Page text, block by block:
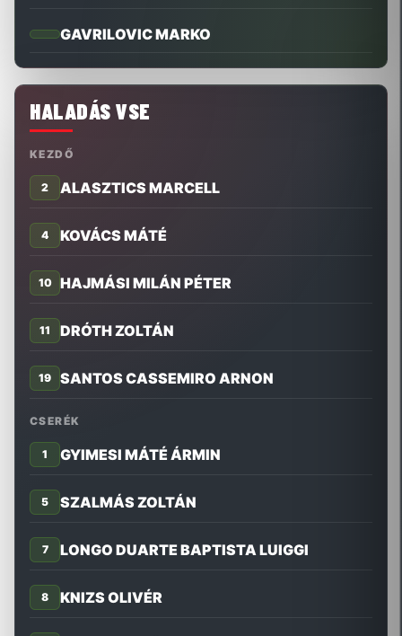
GAVRILOVIC MARKO
HALADÁS VSE
KEZDŐ
2 ALASZTICS MARCELL
4 KOVÁCS MÁTÉ
10 HAJMÁSI MILÁN PÉTER
11 DRÓTH ZOLTÁN
19 SANTOS CASSEMIRO ARNON
CSERÉK
1 GYIMESI MÁTÉ ÁRMIN
5 SZALMÁS ZOLTÁN
7 LONGO DUARTE BAPTISTA LUIGGI
8 KNIZS OLIVÉR